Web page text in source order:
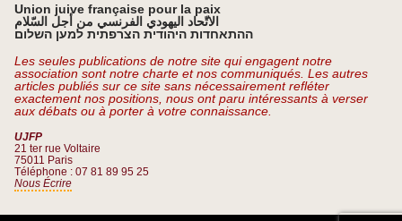
Union juive française pour la paix
الاتّحاد اليهودي الفرنسي من أجل السّلام
ההתאחדות היהודית הצרפתית למען השלום
Les seules publications de notre site qui engagent notre
association sont notre charte et nos communiqués. Les autres
articles publiés sur ce site sans nécessairement refléter
exactement nos positions, nous ont paru intéressants à verser
aux débats ou à porter à votre connaissance.
UJFP
21 ter rue Voltaire
75011 Paris
Téléphone : 07 81 89 95 25
Nous Écrire